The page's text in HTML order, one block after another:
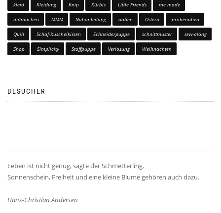
kleid Kleidung Knip Kürbis Little Friends me made
mitmachen MMM Nähanleitung nähen Ostern probenähen
Quilt Schaf-Kuschelkissen Schneiderpuppe schnittmuster sew-along
Shop Simplicity Stoffpuppe Verlosung Weihnachten
BESUCHER
Leben ist nicht genug, sagte der Schmetterling.
Sonnenschein, Freiheit und eine kleine Blume gehören auch dazu.
Hans-Christian Andersen